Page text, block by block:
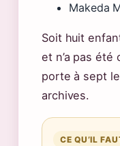
Makeda
Soit huit
et n’a pas
porte à sept
archives.
CE QU’IL